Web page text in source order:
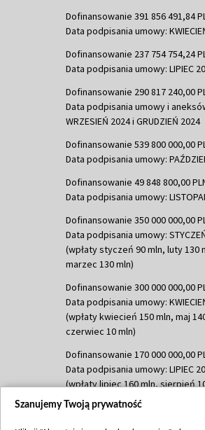
Dofinansowanie 391 856 491,84
Data podpisania umowy:
Dofinansowanie 237 754 754,24
Data podpisania umowy: LIPIEC
Dofinansowanie 290 817 240,00
Data podpisania umowy i
WRZESIEŃ 2024 i GRUDZIEŃ 2024
Dofinansowanie 539 800 000,00
Data podpisania umowy:
Dofinansowanie 49 848 800,00
Data podpisania umowy:
Dofinansowanie 350 000 000,00
Data podpisania umowy:
(wpłaty styczeń 90 mln, luty 130
marzec 130 mln)
Dofinansowanie 300 000 000,00
Data podpisania umowy:
(wpłaty kwiecień 150 mln, maj
czerwiec 10 mln)
Dofinansowanie 170 000 000,00
Data podpisania umowy: LIPIEC
(wpłaty lipiec 160 mln, sierpień
Dofinansowanie 60 000 000,00 PLN
Szanujemy Twoją prywatność